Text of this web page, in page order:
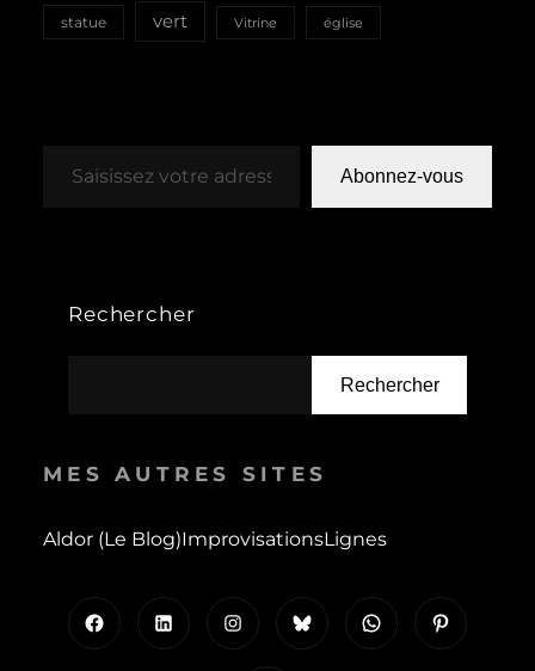
statue vert Vitrine église
Abonnez-vous
Rechercher
Rechercher
MES AUTRES SITES
Aldor (le Blog)ImprovisationsLignes
Instagram WhatsApp